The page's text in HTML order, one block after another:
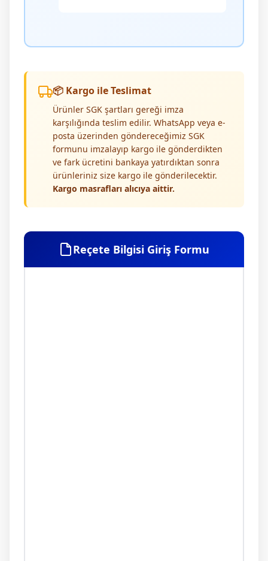
📦 Kargo ile Teslimat
Ürünler SGK şartları gereği imza
karşılığında teslim edilir. WhatsApp veya e-
posta üzerinden göndereceğimiz SGK
formunu imzalayıp kargo ile gönderdikten
ve fark ücretini bankaya yatırdıktan sonra
ürünleriniz size kargo ile gönderilecektir.
Kargo masrafları alıcıya aittir.
Reçete Bilgisi Giriş Formu